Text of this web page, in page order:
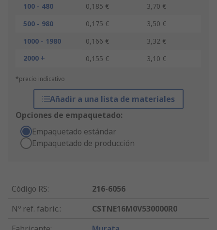
100 - 480
0,185 €
3,70 €
500 - 980
0,175 €
3,50 €
1000 - 1980
0,166 €
3,32 €
2000 +
0,155 € 3,10 €
*precio indicativo
Añadir a una lista de materiales
Opciones de empaquetado:
Empaquetado estándar
Empaquetado de producción
Código RS:
216-6056
Nº ref. fabric.:
CSTNE16M0V530000R0